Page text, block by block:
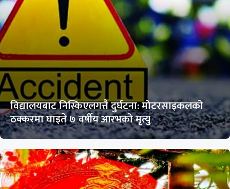
विद्यालयबाट निस्किएलगत्तै दुर्घटना: मोटरसाइकलको
ठक्करमा घाइते ७ वर्षीय आरभको मृत्यु